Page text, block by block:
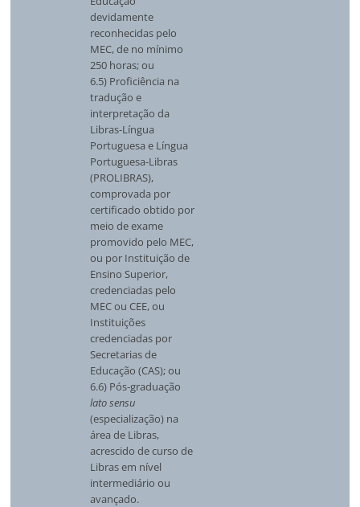
devidamente
reconhecidas pelo
MEC, de no mínimo
250 horas; ou
6.5) Proficiência na
tradução e
interpretação da
Libras-Língua
Portuguesa e Língua
Portuguesa-Libras
(PROLIBRAS),
comprovada por
certificado obtido por
meio de exame
promovido pelo MEC,
ou por Instituição de
Ensino Superior,
credenciadas pelo
MEC ou CEE, ou
Instituições
credenciadas por
Secretarias de
Educação (CAS); ou
6.6) Pós-graduação
lato sensu
(especialização) na
área de Libras,
acrescido de curso de
Libras em nível
intermediário ou
avançado.